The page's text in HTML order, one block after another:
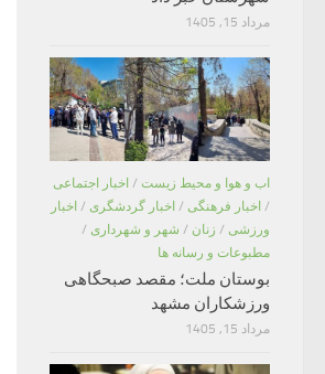
مرداد 15, 1405
اب و هوا و محیط زیست / اخبار اجتماعی
/ اخبار فرهنگی / اخبار گردشگری / اخبار
ورزشی / زنان / شهر و شهرداری /
مطبوعات و رسانه ها
بوستان ملت؛ مقصد صبحگاهی
ورزشکاران مشهد
مرداد 15, 1405